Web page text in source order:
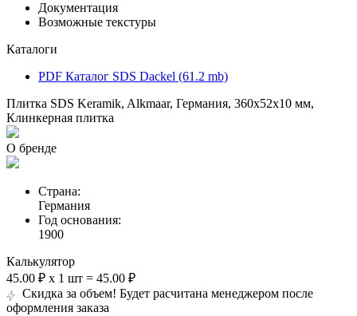
Документация
Возможные текстуры
Каталоги
PDF Каталог SDS Dackel (61.2 mb)
Плитка SDS Keramik, Alkmaar, Германия, 360x52x10 мм,
Клинкерная плитка
О бренде
Страна:
Германия
Год основания:
1900
Калькулятор
45.00 ₽ x 1 шт = 45.00 ₽
Скидка за объем! Будет расчитана менеджером после
оформления заказа